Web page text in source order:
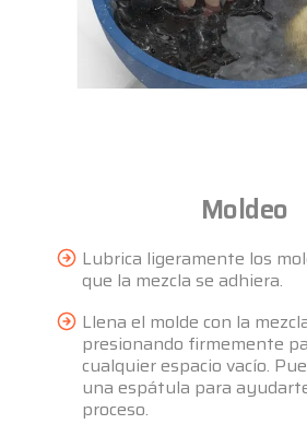
Moldeo
Lubrica ligeramente los
que la mezcla se adhiera.
Llena el molde con la
presionando firmemente
cualquier espacio vacío.
una espátula para
proceso.